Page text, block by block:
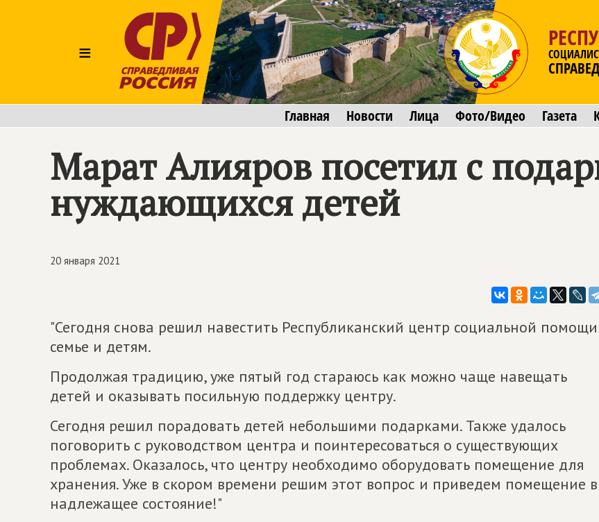
≡
Главная Новости Лица Фото/Видео Газета
Марат Алияров посетил с
нуждающихся детей
20 января 2021
"Сегодня снова решил навестить Республиканский центр социальной помощи
семье и детям.
Продолжая традицию, уже пятый год стараюсь как можно чаще навещать
детей и оказывать посильную поддержку центру.
Сегодня решил порадовать детей небольшими подарками. Также удалось
поговорить с руководством центра и поинтересоваться о существующих
проблемах. Оказалось, что центру необходимо оборудовать помещение для
хранения. Уже в скором времени решим этот вопрос и приведем помещение в
надлежащее состояние!"